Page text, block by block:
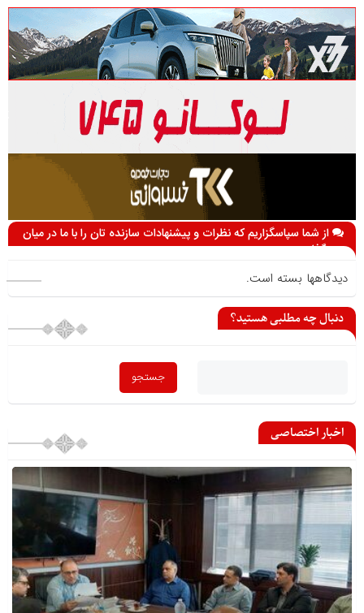
از شما سپاسگزاریم که نظرات و پیشنهادات سازنده تان را با ما در میان
می گذارید
دیدگاهها بسته است.
دنبال چه مطلبی هستید؟
اخبار اختصاصی